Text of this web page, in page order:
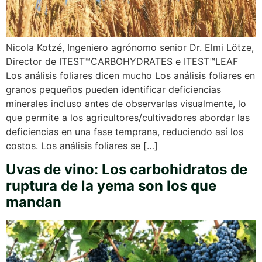
Nicola Kotzé, Ingeniero agrónomo senior Dr. Elmi Lötze,
Director de ITEST™CARBOHYDRATES e ITEST™LEAF
Los análisis foliares dicen mucho Los análisis foliares en
granos pequeños pueden identificar deficiencias
minerales incluso antes de observarlas visualmente, lo
que permite a los agricultores/cultivadores abordar las
deficiencias en una fase temprana, reduciendo así los
costos. Los análisis foliares se […]
Uvas de vino: Los carbohidratos de
ruptura de la yema son los que
mandan